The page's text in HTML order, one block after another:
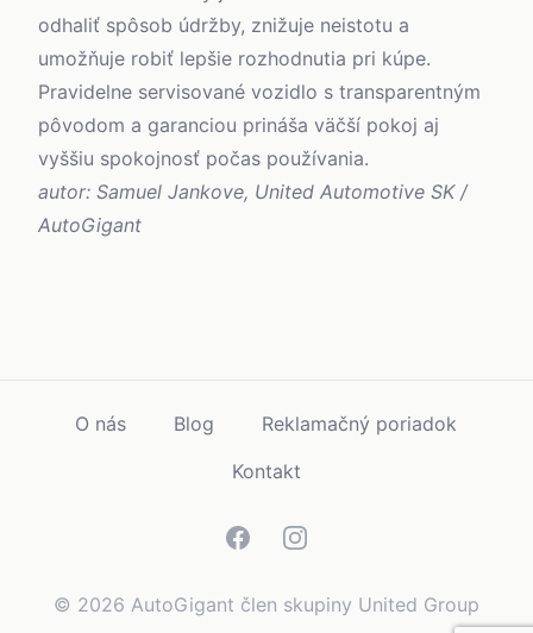
odhaliť spôsob údržby, znižuje neistotu a
umožňuje robiť lepšie rozhodnutia pri kúpe.
Pravidelne servisované vozidlo s transparentným
pôvodom a garanciou prináša väčší pokoj aj
vyššiu spokojnosť počas používania.
autor: Samuel Jankove, United Automotive SK /
AutoGigant
O nás Blog
Reklamačný poriadok
Kontakt
FacebookInstagram
© 2026 AutoGigant člen skupiny United Group